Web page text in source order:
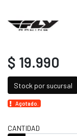
$ 19.990
Stock por sucursal
Agotado.
CANTIDAD